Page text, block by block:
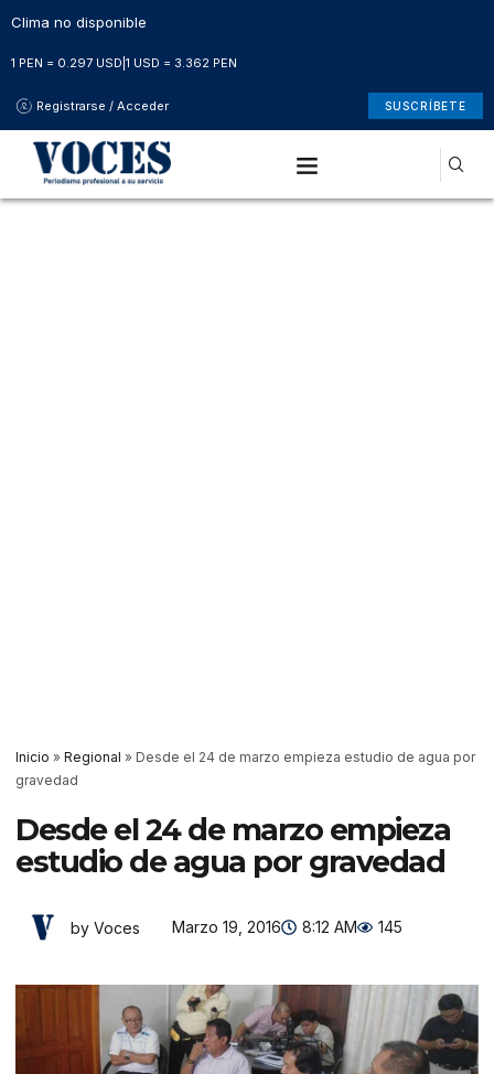
Clima no disponible
1 PEN = 0.297 USD 1 USD = 3.362 PEN
Registrarse / Acceder SUSCRÍBETE
Inicio » Regional » Desde el 24 de marzo empieza estudio de agua por
gravedad
Desde el 24 de marzo empieza
estudio de agua por gravedad
by Voces Marzo 19, 2016 8:12 AM 145